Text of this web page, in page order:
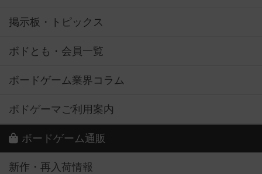
掲示板・トピックス
ボドとも・会員一覧
ボードゲーム業界コラム
ボドゲーマご利用案内
ボードゲーム通販
新作・再入荷情報